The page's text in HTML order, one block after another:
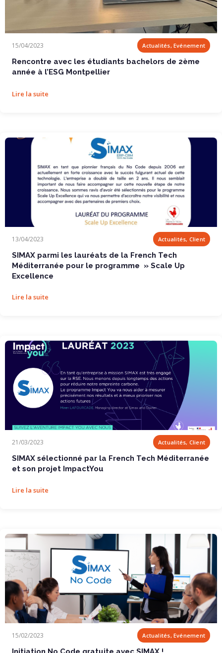
Rencontre avec les étudiants bachelors de 2ème...
15/04/2023 Actualités, Evénement
Rencontre avec les étudiants bachelors de 2ème
année à l’ESG Montpellier
Lire la suite
13/04/2023 Actualités, Client
SIMAX parmi les lauréats de la French Tech
Méditerranée pour le programme » Scale Up
Excellence
Lire la suite
21/03/2023 Actualités, Client
SIMAX sélectionné par la French Tech Méditerranée
et son projet ImpactYou
Lire la suite
15/02/2023 Actualités, Evénement